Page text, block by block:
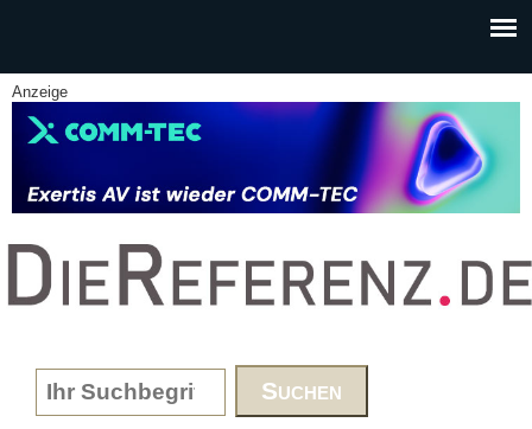
Anzeige
www.DieReferenz.de
Search form